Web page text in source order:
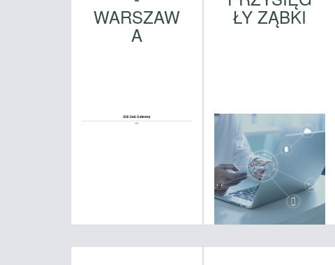
WARSZAW
A
ŁY ZĄBKI